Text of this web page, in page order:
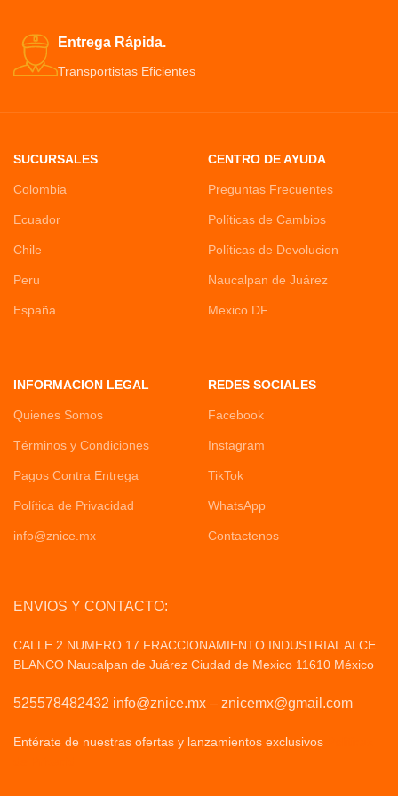
Entrega Rápida.
Transportistas Eficientes
SUCURSALES
Colombia
Ecuador
Chile
Peru
España
CENTRO DE AYUDA
Preguntas Frecuentes
Políticas de Cambios
Políticas de Devolucion
Naucalpan de Juárez
Mexico DF
INFORMACION LEGAL
Quienes Somos
Términos y Condiciones
Pagos Contra Entrega
Política de Privacidad
info@znice.mx
REDES SOCIALES
Facebook
Instagram
TikTok
WhatsApp
Contactenos
ENVIOS Y CONTACTO:
CALLE 2 NUMERO 17 FRACCIONAMIENTO INDUSTRIAL ALCE
BLANCO Naucalpan de Juárez Ciudad de Mexico 11610 México
525578482432 info@znice.mx – znicemx@gmail.com
Entérate de nuestras ofertas y lanzamientos exclusivos